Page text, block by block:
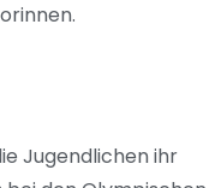
Jugendlichen ihr